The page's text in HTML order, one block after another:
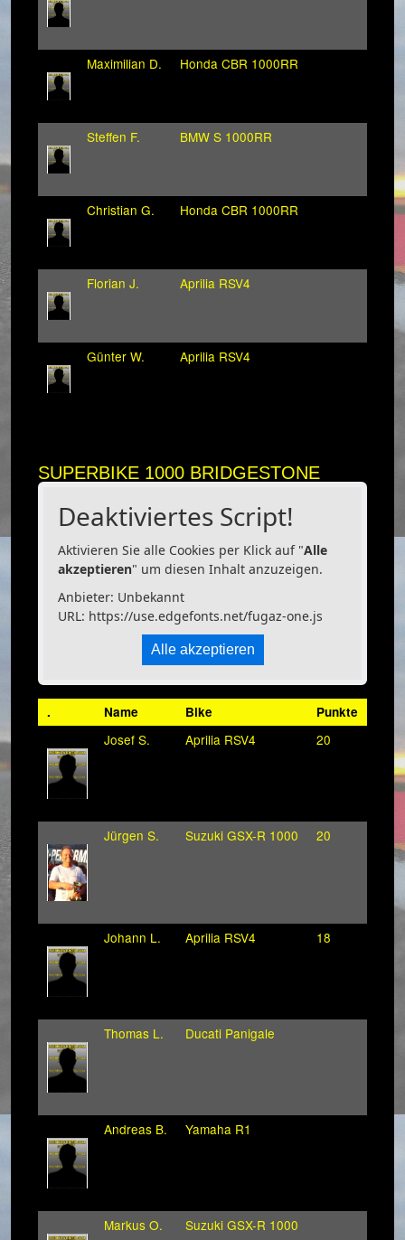
Maximilian D. Honda CBR 1000RR
Steffen F. BMW S 1000RR
Christian G. Honda CBR 1000RR
Florian J. Aprilia RSV4
Günter W. Aprilia RSV4
SUPERBIKE 1000 BRIDGESTONE
Deaktiviertes Script!
Aktivieren Sie alle Cookies per Klick auf "Alle
akzeptieren" um diesen Inhalt anzuzeigen.
Anbieter: Unbekannt
URL: https://use.edgefonts.net/fugaz-one.js
Alle akzeptieren
. Name Bike Punkte
Josef S. Aprilia RSV4 20
Jürgen S. Suzuki GSX-R 1000 20
Johann L. Aprilia RSV4 18
Thomas L. Ducati Panigale
Andreas B. Yamaha R1
Markus O. Suzuki GSX-R 1000